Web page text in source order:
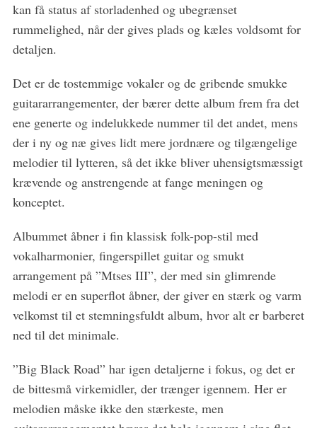
kan få status af storladenhed og ubegrænset
rummelighed, når der gives plads og kæles voldsomt for
detaljen.
Det er de tostemmige vokaler og de gribende smukke
guitararrangementer, der bærer dette album frem fra det
ene generte og indelukkede nummer til det andet, mens
der i ny og næ gives lidt mere jordnære og tilgængelige
melodier til lytteren, så det ikke bliver uhensigtsmæssigt
krævende og anstrengende at fange meningen og
konceptet.
Albummet åbner i fin klassisk folk-pop-stil med
vokalharmonier, fingerspillet guitar og smukt
arrangement på ”Mtses III”, der med sin glimrende
melodi er en superflot åbner, der giver en stærk og varm
velkomst til et stemningsfuldt album, hvor alt er barberet
ned til det minimale.
”Big Black Road” har igen detaljerne i fokus, og det er
de bittesmå virkemidler, der trænger igennem. Her er
melodien måske ikke den stærkeste, men
S